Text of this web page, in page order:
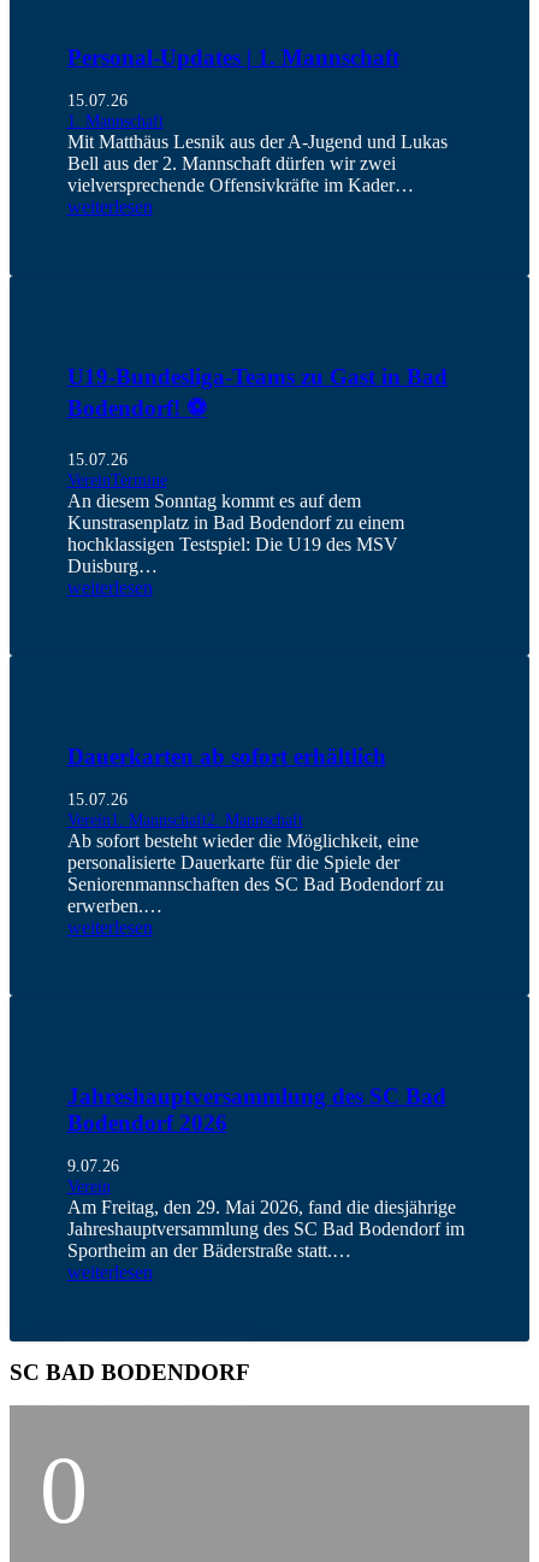
Personal-Updates | 1. Mannschaft
15.07.26
1. Mannschaft
Mit Matthäus Lesnik aus der A-Jugend und Lukas
Bell aus der 2. Mannschaft dürfen wir zwei
vielversprechende Offensivkräfte im Kader…
weiterlesen
U19-Bundesliga-Teams zu Gast in Bad
Bodendorf! ⚽️
15.07.26
VereinTermine
An diesem Sonntag kommt es auf dem
Kunstrasenplatz in Bad Bodendorf zu einem
hochklassigen Testspiel: Die U19 des MSV
Duisburg…
weiterlesen
Dauerkarten ab sofort erhältlich
15.07.26
Verein1. Mannschaft2. Mannschaft
Ab sofort besteht wieder die Möglichkeit, eine
personalisierte Dauerkarte für die Spiele der
Seniorenmannschaften des SC Bad Bodendorf zu
erwerben.…
weiterlesen
Jahreshauptversammlung des SC Bad
Bodendorf 2026
9.07.26
Verein
Am Freitag, den 29. Mai 2026, fand die diesjährige
Jahreshauptversammlung des SC Bad Bodendorf im
Sportheim an der Bäderstraße statt.…
weiterlesen
SC BAD BODENDORF
0